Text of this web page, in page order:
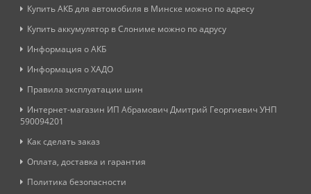
Купить АКБ для автомобиля в Минске можно по адресу
Купить аккумулятор в Слониме можно по адрусу
Информация о АКБ
Информация о ХАДО
Правила эксплуатации шин
Интернет-магазин ИП Абрамович Дмитрий Георгиевич УНП
590094201
Как сделать заказ
Оплата, доставка и гарантия
Политика безопасности